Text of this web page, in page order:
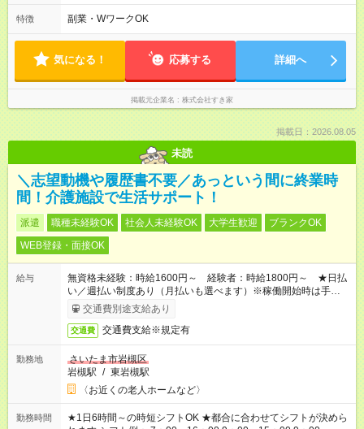
ます♪
特徴 副業・WワークOK
気になる！ 応募する 詳細へ
掲載元企業名 株式会社すき家
掲載日：2026.08.05
未読
＼志望動機や履歴書不要／あっという間に終業時
間！介護施設で生活サポート！
派遣 職種未経験OK 社会人未経験OK 大学生歓迎
ブランクOK
WEB登録・面接OK
給与
無資格未経験：時給1600円～ 経験者：時給1800円～ ★日払
い／週払い制度あり（月払いも選べます）※稼働開始時は手続き
完了次第のお支払いとなります。
交通費別途支給あり
交通費 交通費支給※規定有
勤務地
さいたま市岩槻区
岩槻駅 / 東岩槻駅
〈お近くの老人ホームなど〉
勤務時間
★1日6時間～の時短シフトOK ★都合に合わせてシフトが決めら